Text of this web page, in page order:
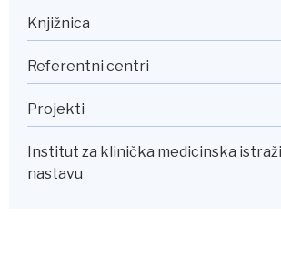
Knjižnica
Referentni centri
Projekti
Institut za klinička medicinska
nastavu